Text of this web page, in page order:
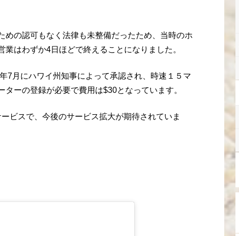
めの認可もなく法律も未整備だったため、当時のホ
はわずか4日ほどで終えることになりました。
7月にハワイ州知事によって承認され、時速１５マ
ーの登録が必要で費用は$30となっています。
ビスで、今後のサービス拡大が期待されていま